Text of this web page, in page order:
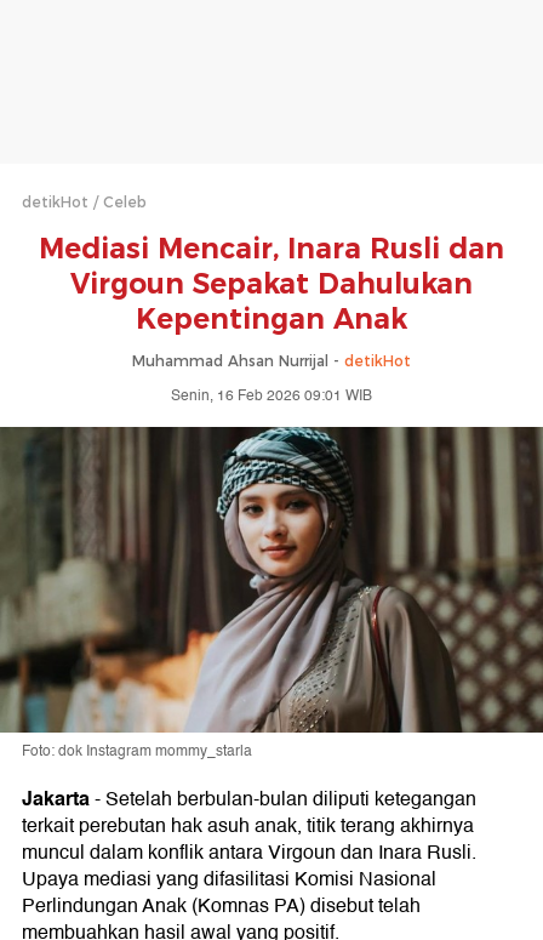
detikHot Celeb
Mediasi Mencair, Inara Rusli dan
Virgoun Sepakat Dahulukan
Kepentingan Anak
Muhammad Ahsan Nurrijal - detikHot
Senin, 16 Feb 2026 09:01 WIB
Foto: dok Instagram mommy_starla
Jakarta-Setelah berbulan-bulan diliputi ketegangan
terkait perebutan hak asuh anak, titik terang akhirnya
muncul dalam konflik antara Virgoun dan Inara Rusli.
Upaya mediasi yang difasilitasi Komisi Nasional
Perlindungan Anak (Komnas PA) disebut telah
membuahkan hasil awal yang positif.